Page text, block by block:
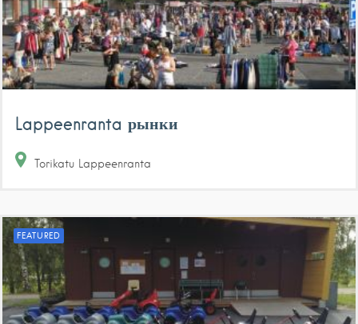
Lappeenranta рынки
Torikatu Lappeenranta
FEATURED